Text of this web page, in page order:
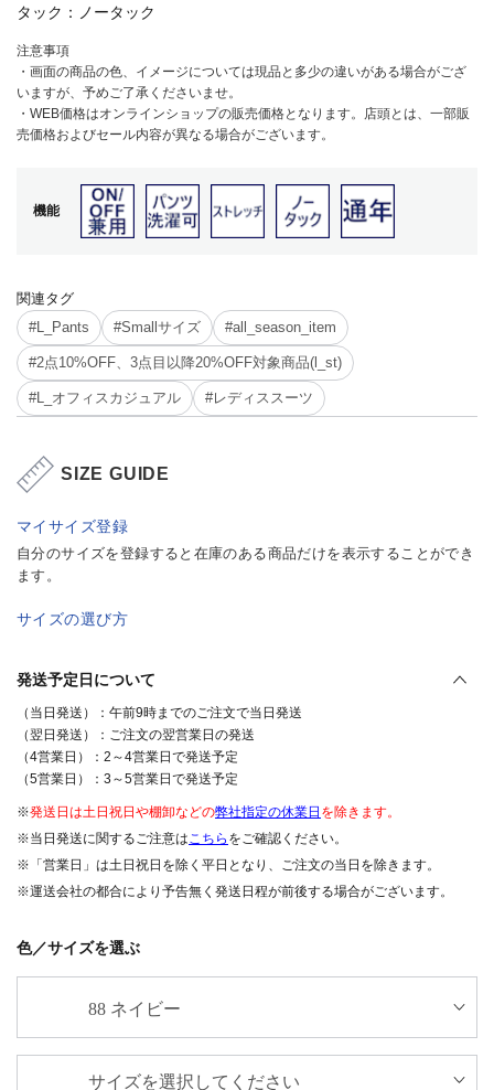
タック：
ノータック
注意事項
・画面の商品の色、イメージについては現品と多少の違いがある場合がござ
いますが、予めご了承くださいませ。
・WEB価格はオンラインショップの販売価格となります。店頭とは、一部販
売価格およびセール内容が異なる場合がございます。
機能
関連タグ
#L_Pants
#Smallサイズ #all_season_item
#2点10%OFF、3点目以降20%OFF対象商品(l_st)
#L_オフィスカジュアル #レディススーツ
SIZE GUIDE
マイサイズ登録
自分のサイズを登録すると在庫のある商品だけを表示することができ
ます。
サイズの選び方
発送予定日について
（当日発送）：午前9時までのご注文で当日発送
（翌日発送）：ご注文の翌営業日の発送
（4営業日）：2～4営業日で発送予定
（5営業日）：3～5営業日で発送予定
※発送日は土日祝日や棚卸などの弊社指定の休業日 を除きます。
※当日発送に関するご注意はこちら をご確認ください。
※「営業日」は土日祝日を除く平日となり、ご注文の当日を除きます。
※運送会社の都合により予告無く発送日程が前後する場合がございます。
色／サイズを選ぶ